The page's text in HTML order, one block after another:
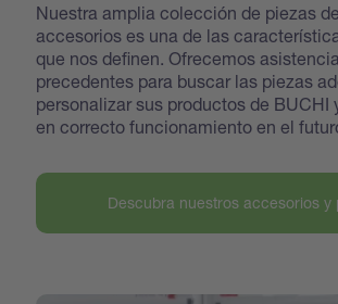
Nuestra amplia colección de piezas
accesorios es una de las
que nos definen. Ofrecemos
precedentes para buscar las piezas
personalizar sus productos de BUCHI
en correcto funcionamiento en el
Descubra nuestros accesorios y